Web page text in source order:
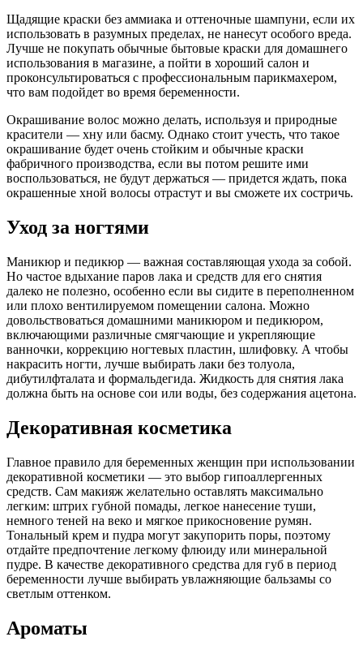
Щадящие краски без аммиака и оттеночные шампуни, если их
использовать в разумных пределах, не нанесут особого вреда.
Лучше не покупать обычные бытовые краски для домашнего
использования в магазине, а пойти в хороший салон и
проконсультироваться с профессиональным парикмахером,
что вам подойдет во время беременности.
Окрашивание волос можно делать, используя и природные
красители — хну или басму. Однако стоит учесть, что такое
окрашивание будет очень стойким и обычные краски
фабричного производства, если вы потом решите ими
воспользоваться, не будут держаться — придется ждать, пока
окрашенные хной волосы отрастут и вы сможете их состричь.
Уход за ногтями
Маникюр и педикюр — важная составляющая ухода за собой.
Но частое вдыхание паров лака и средств для его снятия
далеко не полезно, особенно если вы сидите в переполненном
или плохо вентилируемом помещении салона. Можно
довольствоваться домашними маникюром и педикюром,
включающими различные смягчающие и укрепляющие
ванночки, коррекцию ногтевых пластин, шлифовку. А чтобы
накрасить ногти, лучше выбирать лаки без толуола,
дибутилфталата и формальдегида. Жидкость для снятия лака
должна быть на основе сои или воды, без содержания ацетона.
Декоративная косметика
Главное правило для беременных женщин при использовании
декоративной косметики — это выбор гипоаллергенных
средств. Сам макияж желательно оставлять максимально
легким: штрих губной помады, легкое нанесение туши,
немного теней на веко и мягкое прикосновение румян.
Тональный крем и пудра могут закупорить поры, поэтому
отдайте предпочтение легкому флюиду или минеральной
пудре. В качестве декоративного средства для губ в период
беременности лучше выбирать увлажняющие бальзамы со
светлым оттенком.
Ароматы